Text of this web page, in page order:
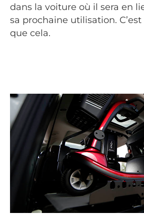
dans la voiture où il sera en
sa prochaine utilisation.
que cela.